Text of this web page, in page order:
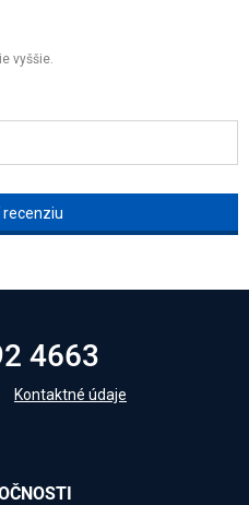
vyššie.
4663
Kontaktné údaje